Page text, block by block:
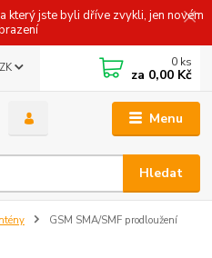
který jste byli dříve zvykli, jen novém
Menu
Hledat
0 ks
za 0,00 Kč
GSM SMA/SMF prodloužení